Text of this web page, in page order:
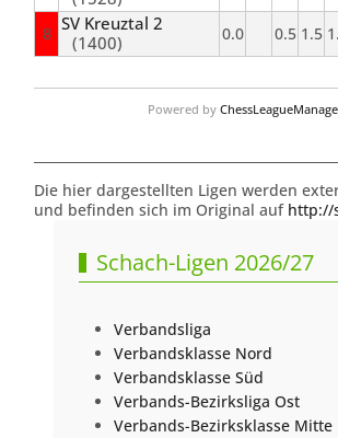
8 SV Kreuztal 2
(1400)
0.0 0.5 1.5
Powered by
Die hier dargestellten Ligen werden
und befinden sich im Original auf http://
Schach-Ligen 2026/27
Verbandsliga
Verbandsklasse Nord
Verbandsklasse Süd
Verbands-Bezirksliga Ost
Verbands-Bezirksklasse Mitte